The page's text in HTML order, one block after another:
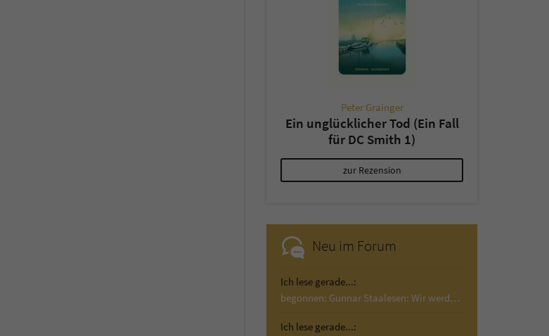
Peter Grainger
Ein unglücklicher Tod (Ein Fall
für DC Smith 1)
zur Rezension
Neu im Forum
Ich lese gerade...:
begonnen: Gunnar Staalesen: Wir werden Wind…
Ich lese gerade...: